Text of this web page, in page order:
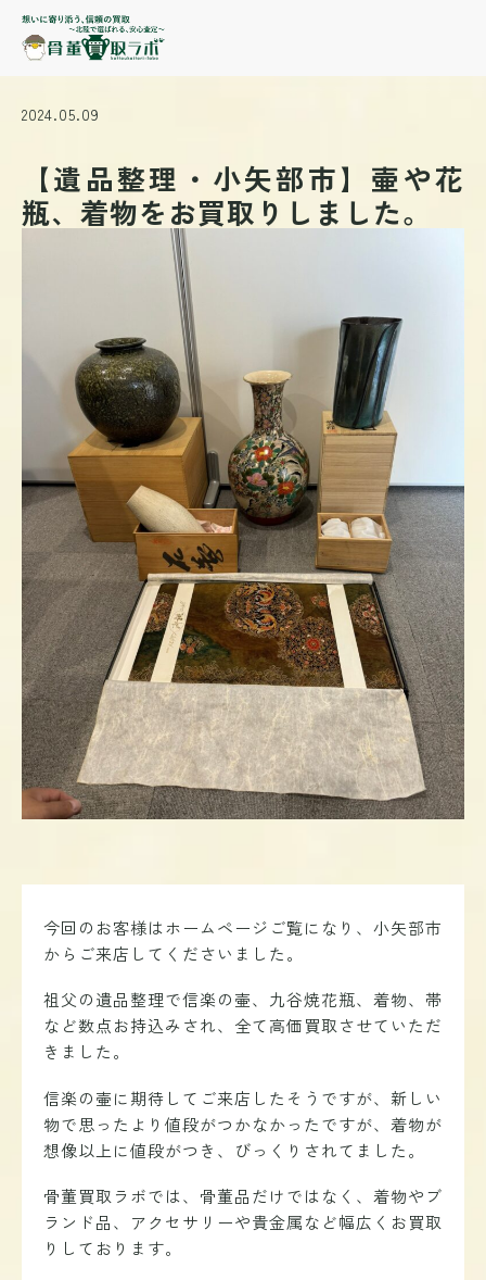
2024.05.09
【遺品整理・小矢部市】壷や花
瓶、着物をお買取りしました。
今回のお客様はホームページご覧になり、小矢部市
からご来店してくださいました。
祖父の遺品整理で信楽の壷、九谷焼花瓶、着物、帯
など数点お持込みされ、全て高価買取させていただ
きました。
信楽の壷に期待してご来店したそうですが、新しい
物で思ったより値段がつかなかったですが、着物が
想像以上に値段がつき、びっくりされてました。
骨董買取ラボでは、骨董品だけではなく、着物やブ
ランド品、アクセサリーや貴金属など幅広くお買取
りしております。